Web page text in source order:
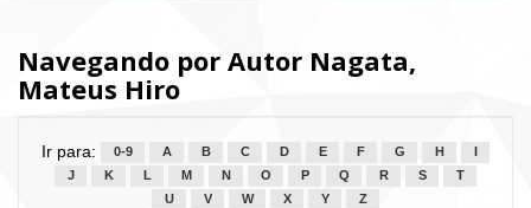
Navegando por Autor Nagata,
Mateus Hiro
Ir para: 0-9 A B C D E F G H
J
K L M N O P Q R S
T
U
V W X Y Z